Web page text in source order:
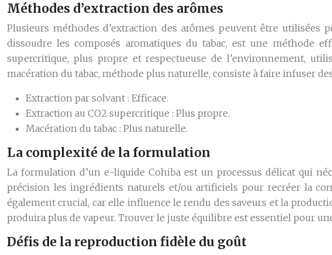
Méthodes d’extraction des arômes
Plusieurs méthodes d’extraction des arômes peuvent être
dissoudre les composés aromatiques du tabac, est une méthode
supercritique, plus propre et respectueuse de l’environnement,
macération du tabac, méthode plus naturelle, consiste à faire infuser
Extraction par solvant : Efficace.
Extraction au CO2 supercritique : Plus propre.
Macération du tabac : Plus naturelle.
La complexité de la formulation
La formulation d’un e-liquide Cohiba est un processus délicat qui
précision les ingrédients naturels et/ou artificiels pour recréer la
également crucial, car elle influence le rendu des saveurs et la
produira plus de vapeur. Trouver le juste équilibre est essentiel pour
Défis de la reproduction fidèle du goût